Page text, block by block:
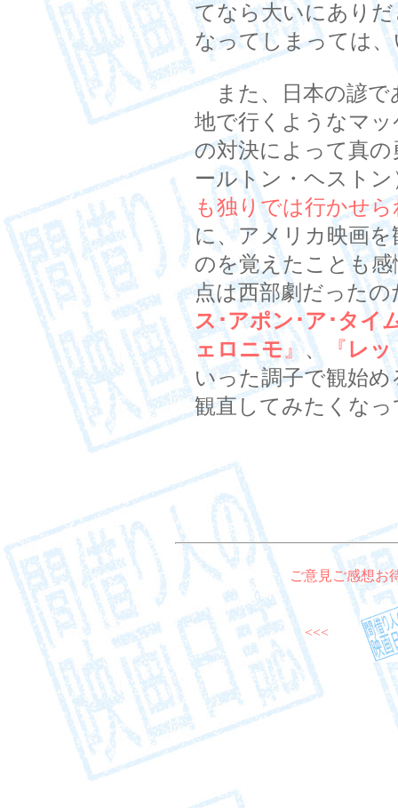
てなら大いにあり
なってしまっては
また、日本の諺で
地で行くようなマ
の対決によって真
ールトン・ヘストン
も独りでは行かせ
に、アメリカ映画
のを覚えたことも
点は西部劇だった
ス･アポン･ア･タイ
ェロニモ 』、 『レ
いった調子で観始
観直してみたくな
ご意見ご感想お
<<<